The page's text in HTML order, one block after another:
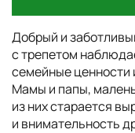
Добрый и
с трепетом
семейные
Мамы и папы,
из них старается
и внимательность